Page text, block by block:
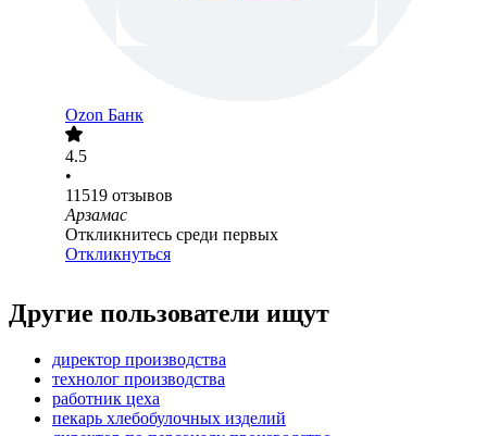
Ozon Банк
4.5
•
11519 отзывов
Арзамас
Откликнитесь среди первых
Откликнуться
Другие пользователи ищут
директор производства
технолог производства
работник цеха
пекарь хлебобулочных изделий